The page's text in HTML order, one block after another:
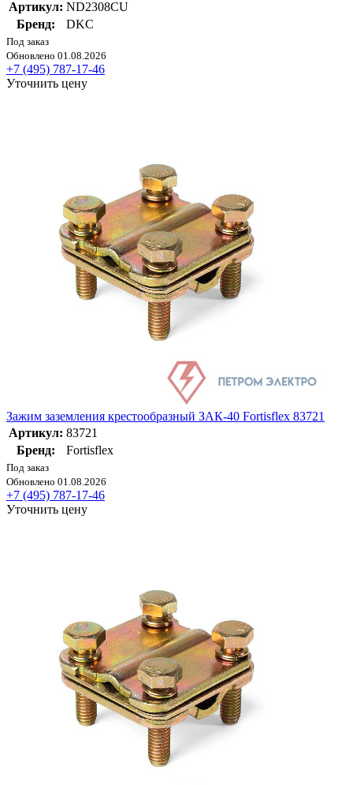
Артикул: ND2308CU
Бренд:
DKC
Под заказ
Обновлено 01.08.2026
+7 (495) 787-17-46
Уточнить цену
Зажим заземления крестообразный ЗАК-40 Fortisflex 83721
Артикул: 83721
Бренд:
Fortisflex
Под заказ
Обновлено 01.08.2026
+7 (495) 787-17-46
Уточнить цену